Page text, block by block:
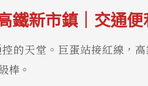
鐵新市鎮｜交通
的天堂。巨蛋站接紅線，
棒。